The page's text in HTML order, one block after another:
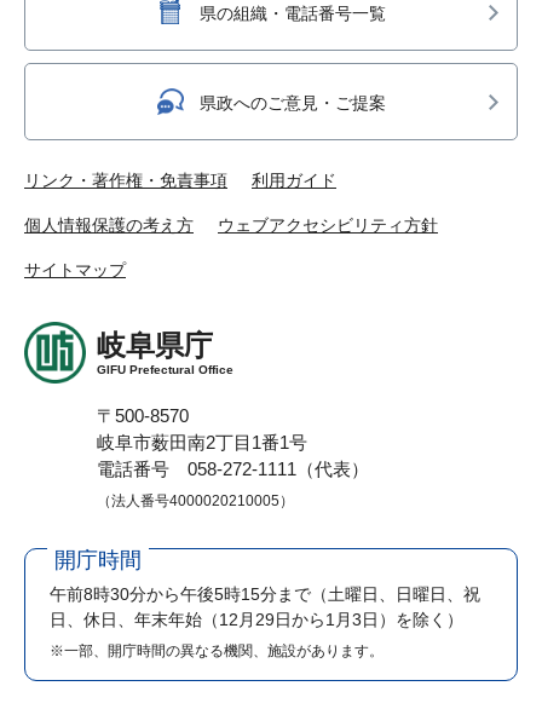
県の組織・電話番号一覧
県政へのご意見・ご提案
リンク・著作権・免責事項 利用ガイド
個人情報保護の考え方 ウェブアクセシビリティ方針
サイトマップ
岐阜県庁
GIFU Prefectural Office
〒500-8570
岐阜市薮田南2丁目1番1号
電話番号 058-272-1111（代表）
（法人番号4000020210005）
開庁時間
午前8時30分から午後5時15分まで （土曜日、日曜日、祝
日、休日、年末年始（12月29日から1月3日）を除く）
※一部、開庁時間の異なる機関、施設があります。